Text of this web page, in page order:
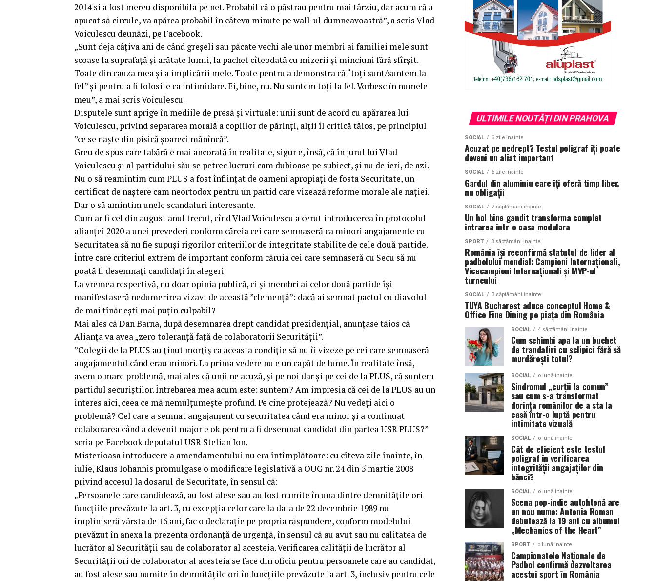
2014 si a fost mereu disponibila pe net. Probabil că o păstrau pentru mai târziu, dar acum că a
apucat să circule, va apărea probabil în câteva minute pe wall-ul dumneavoastră”, a scris Vlad
Voiculescu deunăzi, pe Facebook.
„Sunt deja câțiva ani de când greșeli sau păcate vechi ale unor membri ai familiei mele sunt
scoase la suprafață și arătate lumii, la pachet cîteodată cu mizerii și minciuni fără sfîrșit.
Toate din cauza mea și a implicării mele. Toate pentru a demonstra că “toți sunt/suntem la
fel” și pentru a fi folosite ca intimidare. Ei, bine, nu. Nu suntem toți la fel. Vorbesc în numele
meu”, a mai scris Voiculescu.
Disputele sunt aprige în mediile de presă și virtuale: unii sunt de acord cu apărarea lui
Voiculescu, privind separarea morală a copiilor de părinți, alții îl critică tăios, pe principiul
”ce se naște din pisică șoareci mănîncă”.
Greu de spus care tabără e mai ancorată în realitate, sigur e, însă, că în jurul lui Vlad
Voiculescu și al partidului său se petrec lucruri cam dubioase pe subiect, și nu de ieri, de azi.
Nu o să reamintim cum PLUS a fost înființat de oameni apropiați de fosta Securitate, un
certificat de naștere cam neortodox pentru un partid care vizează reforme morale ale nației.
Dar o să amintim unele scandaluri interesante.
Cum ar fi cel din august anul trecut, cînd Vlad Voiculescu a cerut introducerea în protocolul
alianței 2020 a unei prevederi conform căreia cei care semnaseră ca minori angajamente cu
Securitatea să nu fie supuși rigorilor criteriilor de integritate stabilite de cele două partide.
Între care criteriul extrem de important conform căruia cei care semnaseră cu Secu să nu
poată fi desemnați candidați în alegeri.
La vremea respectivă, nu doar opinia publică, ci și membri ai celor două partide își
manifestaseră nedumerirea vizavi de această ”clemență”: dacă ai semnat pactul cu diavolul
de mai tînăr ești mai puțin culpabil?
Mai ales că Dan Barna, după desemnarea drept candidat prezidențial, anunțase tăios că
Alianța va avea „zero toleranță față de colaboratorii Securității”.
”Colegii de la PLUS au ținut morțiș ca aceasta condiție să nu îi vizeze pe cei care semnaseră
angajamentul când erau minori. La prima vedere nu e un capăt de lume. În realitate însă,
avem o mare problemă, mai ales că unii ne acuză, și pe noi dar și pe cei de la PLUS, că suntem
partidul securiștilor. Întrebarea mea acum este: suntem? Am impresia că cei de la PLUS au un
interes aici, ceea ce mă nemulțumește profund. Pe cine protejează? Nu vedeți aici o
problemă? Cel care a semnat angajament cu securitatea când era minor și a continuat
colaborarea când a devenit major e ok pentru a fi desemnat candidat din partea USR PLUS?”
scria pe Facebook deputatul USR Stelian Ion.
Misterioasa introducere a amendamentului nu era întîmplătoare: cu cîteva zile înainte, în
iulie, Klaus Iohannis promulgase o modificare legislativă a OUG nr. 24 din 5 martie 2008
privind accesul la dosarul de Securitate, în sensul că:
„Persoanele care candidează, au fost alese sau au fost numite în una dintre demnităţile ori
funcţiile prevăzute la art. 3, cu excepţia celor care la data de 22 decembrie 1989 nu
împliniseră vârsta de 16 ani, fac o declaraţie pe propria răspundere, conform modelului
prevăzut în anexa la prezenta ordonanţă de urgenţă, în sensul că au avut sau nu calitatea de
lucrător al Securităţii sau de colaborator al acesteia. Verificarea calităţii de lucrător al
Securităţii ori de colaborator al acesteia se face din oficiu pentru persoanele care au candidat,
au fost alese sau numite în demnităţile ori în funcţiile prevăzute la art. 3, inclusiv pentru cele
ULTIMILE NOUTĂȚI DIN PRAHOVA
SOCIAL 6 zile inainte
Acuzat pe nedrept? Testul poligraf îţi poate
deveni un aliat important
SOCIAL 6 zile inainte
Gardul din aluminiu care îți oferă timp liber,
nu obligații
SOCIAL 2 săptămâni inainte
Un hol bine gandit transforma complet
intrarea intr-o casa modulara
SPORT 3 săptămâni inainte
România își reconfirmă statutul de lider al
padbolului mondial: Campioni Internaționali,
Vicecampioni Internaționali și MVP-ul
turneului
SOCIAL 3 săptămâni inainte
TUYA Bucharest aduce conceptul Home &
Office Fine Dining pe piața din România
SOCIAL 4 săptămâni inainte
Cum schimbi apa la un buchet
de trandafiri cu sclipici fără să
murdărești totul?
SOCIAL o lună inainte
Sindromul „curții la comun”
sau cum s-a transformat
dorința românilor de a sta la
casă într-o luptă pentru
intimitate vizuală
SOCIAL o lună inainte
Cât de eficient este testul
poligraf în verificarea
integrității angajaților din
bănci?
SOCIAL o lună inainte
Scena pop-indie autohtonă are
un nou nume: Antonia Roman
debutează la 19 ani cu albumul
„Mechanics of the Heart”
SPORT o lună inainte
Campionatele Naționale de
Padbol confirmă dezvoltarea
acestui sport în România